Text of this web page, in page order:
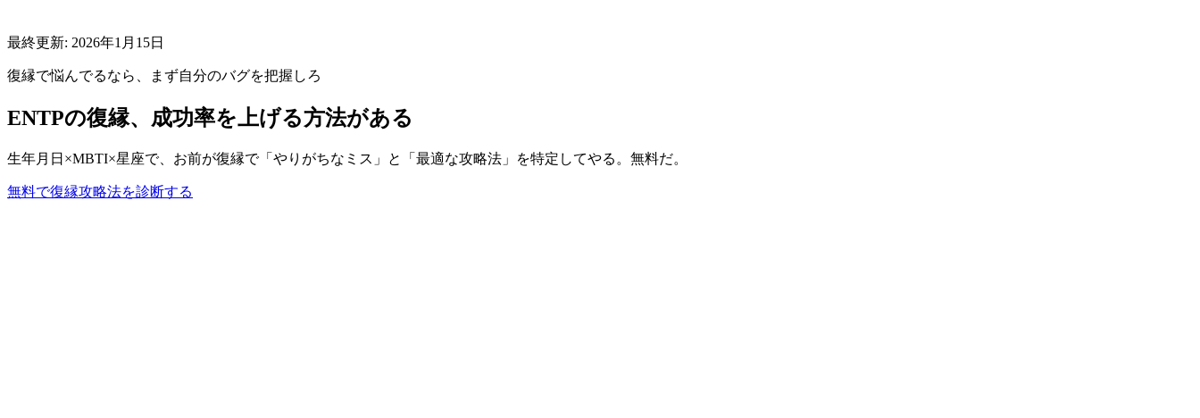
最終更新: 2026年1月15日
復縁で悩んでるなら、まず自分のバグを把握しろ
ENTPの復縁、成功率を上げる方法がある
生年月日×MBTI×星座で、お前が復縁で「やりがちなミス」と「最適な攻略法」を特定してやる。無料だ。
無料で復縁攻略法を診断する